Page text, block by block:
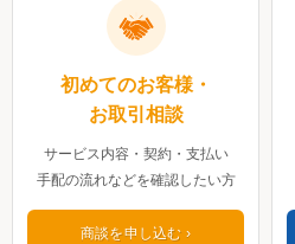
初めてのお客様・
お取引相談
サービス内容・契約・支払い
手配の流れなどを確認したい方
商談を申し込む